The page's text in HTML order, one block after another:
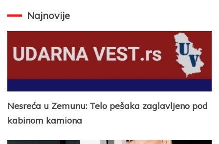
Najnovije
Nesreća u Zemunu: Telo pešaka zaglavljeno pod
kabinom kamiona